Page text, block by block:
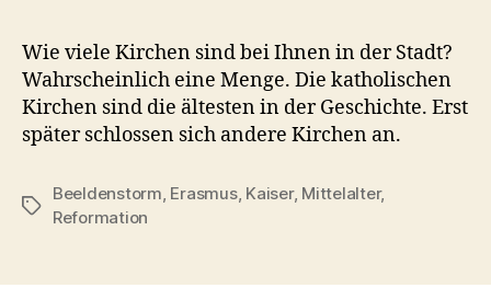
Wie viele Kirchen sind bei Ihnen in der Stadt?
Wahrscheinlich eine Menge. Die katholischen
Kirchen sind die ältesten in der Geschichte. Erst
später schlossen sich andere Kirchen an.
Schlagwörter
Beeldenstorm, Erasmus, Kaiser, Mittelalter,
Reformation